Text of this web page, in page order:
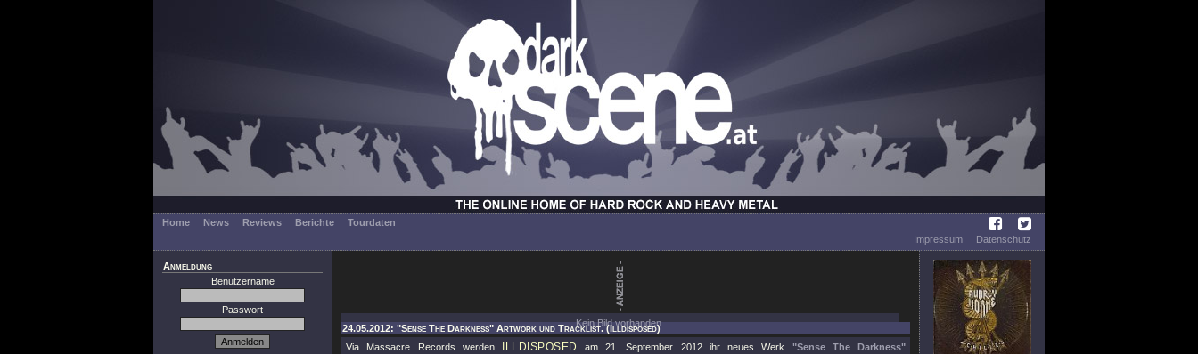
Home News Reviews Berichte
Tourdaten
Impressum
Datenschutz
Anmeldung
Benutzername
Passwort
Kein Bild vorhanden.
24.05.2012: "Sense The Darkness" Artwork und Tracklist. (Illdisposed)
Via Massacre Records werden
ILLDISPOSED am 21. September 2012 ihr neues Werk "Sense The Darkness"